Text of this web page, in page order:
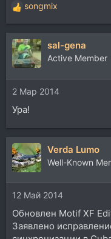
Р
е
а
к
ц
и
и
:
songmix
sal-gena
Active Member
2 Мар 2014
Ура!
Verda Lumo
Well-Known
12 Май 2014
Обновлен Motif XF
Заявлено